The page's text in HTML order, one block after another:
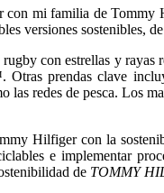
con mi familia de Tommy
versiones sostenibles,
con estrellas y
prendas clave
las redes de pesca. Los
Hilfiger con la
e implementar
de TOMMY